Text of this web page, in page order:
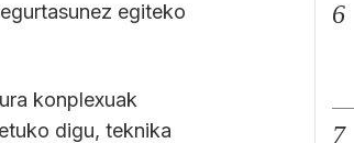
egiteko
konplexuak
digu, teknika